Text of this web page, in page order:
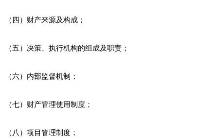
（四）财产来源及构成；
（五）决策、执行机构的组成及职责；
（六）内部监督机制；
（七）财产管理使用制度；
（八）项目管理制度；